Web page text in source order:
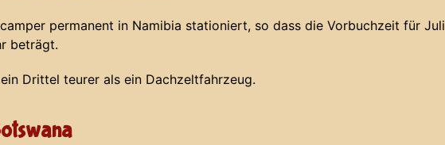
permanent in Namibia stationiert, so dass die Vorbuchzeit für Juli
beträgt.
Drittel teurer als ein Dachzeltfahrzeug.